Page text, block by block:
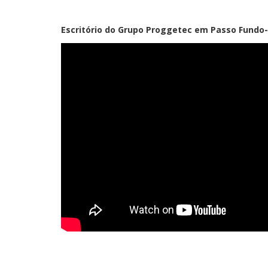
Escritório do Grupo Proggetec em Passo Fundo-